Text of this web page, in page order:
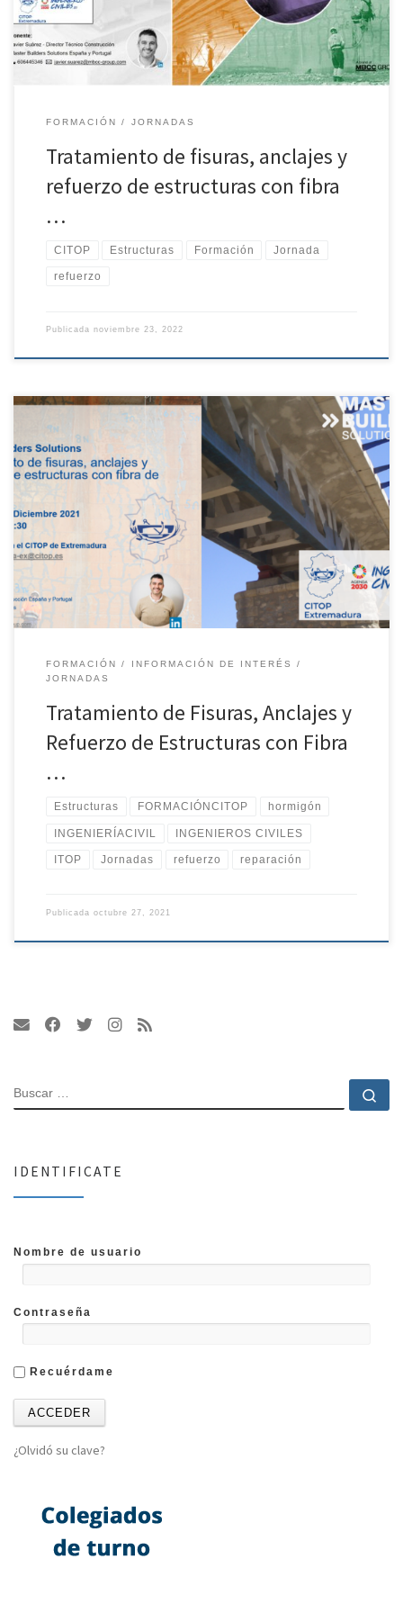
Este ciclo, tiene como objetivo acercar al proyectista las
aplicaciones de […]
FORMACIÓN JORNADAS
Tratamiento de fisuras, anclajes y
refuerzo de estructuras con fibra
…
CITOP Estructuras Formación Jornada
refuerzo
Publicada noviembre 23, 2022
El próximo 15 de Diciembre de 2021, celebraremos de manera
virtual una Jornada técnica sobre : Tratamiento de fisuras, anclajes
y refuerzo de estructuras con fibra de carbono. El presente curso
ha sido organizado de parte de Master Builders Solutions , de la
mano del Colegio de Ingenieros Técnicos de […]
FORMACIÓN
INFORMACIÓN DE INTERÉS
JORNADAS
Tratamiento de Fisuras, Anclajes y
Refuerzo de Estructuras con Fibra
…
Estructuras FORMACIÓNCITOP hormigón
INGENIERÍACIVIL INGENIEROS CIVILES
ITOP Jornadas refuerzo reparación
Publicada octubre 27, 2021
BUSCAR
IDENTIFICATE
Nombre de usuario
Contraseña
Recuérdame
¿Olvidó su clave?